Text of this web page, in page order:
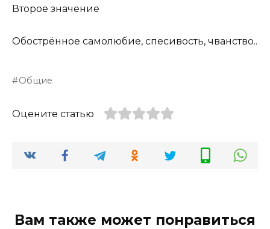
Второе значение
Обострённое самолюбие, спесивость, чванство..
Общие
Оцените статью
Вам также может понравиться